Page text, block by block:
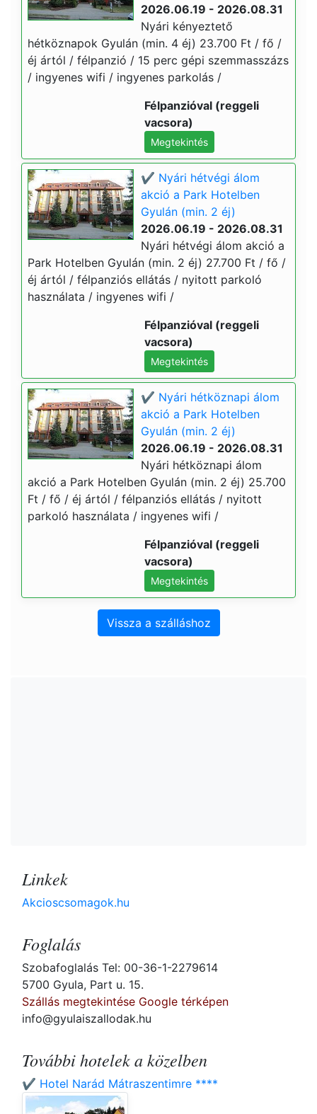
2026.06.19 - 2026.08.31
Nyári kényeztető
hétköznapok Gyulán (min. 4 éj) 23.700 Ft / fő /
éj ártól / félpanzió / 15 perc gépi szemmasszázs
/ ingyenes wifi / ingyenes parkolás /
Félpanzióval (reggeli
vacsora)
Megtekintés
✔️ Nyári hétvégi álom
akció a Park Hotelben
Gyulán (min. 2 éj)
2026.06.19 - 2026.08.31
Nyári hétvégi álom akció a
Park Hotelben Gyulán (min. 2 éj) 27.700 Ft / fő /
éj ártól / félpanziós ellátás / nyitott parkoló
használata / ingyenes wifi /
Félpanzióval (reggeli
vacsora)
Megtekintés
✔️ Nyári hétköznapi álom
akció a Park Hotelben
Gyulán (min. 2 éj)
2026.06.19 - 2026.08.31
Nyári hétköznapi álom
akció a Park Hotelben Gyulán (min. 2 éj) 25.700
Ft / fő / éj ártól / félpanziós ellátás / nyitott
parkoló használata / ingyenes wifi /
Félpanzióval (reggeli
vacsora)
Megtekintés
Vissza a szálláshoz
Linkek
Akcioscsomagok.hu
Foglalás
Szobafoglalás Tel: 00-36-1-2279614
5700 Gyula, Part u. 15.
Szállás megtekintése Google térképen
info@gyulaiszallodak.hu
További hotelek a közelben
✔️ Hotel Narád Mátraszentimre ****